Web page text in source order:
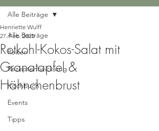
Alle Beiträge
Reisen
Rezeptentwicklung
Kochbuch
Events
Tipps
Alle Beiträge
Rotkohl-Kokos-Salat mit
Granatapfel &
Hähnchenbrust
Henriette Wulff
27. Feb. 2023